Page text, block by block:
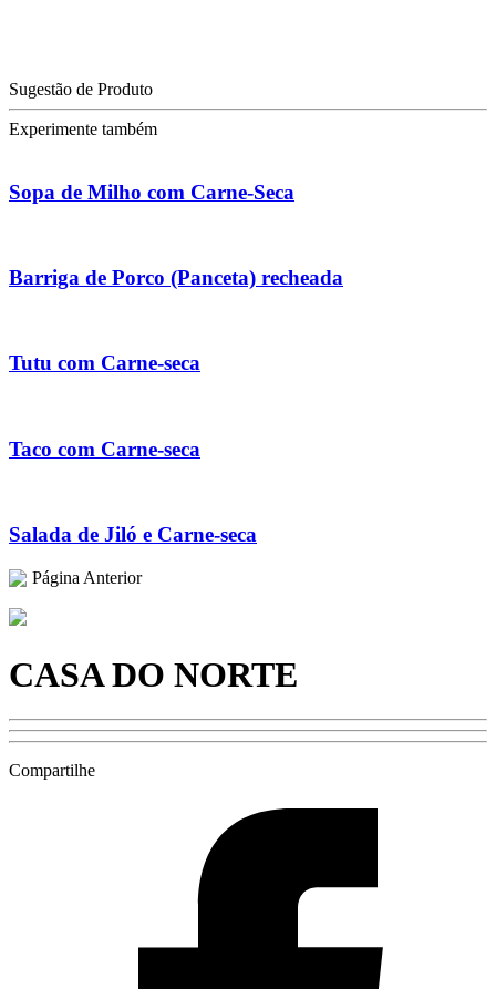
Sugestão de Produto
Experimente também
Sopa de Milho com Carne-Seca
Barriga de Porco (Panceta) recheada
Tutu com Carne-seca
Taco com Carne-seca
Salada de Jiló e Carne-seca
Página Anterior
CASA DO NORTE
Compartilhe